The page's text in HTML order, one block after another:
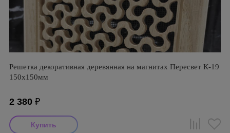
Решетка декоративная деревянная на магнитах Пересвет К-19
150х150мм
2 380 ₽